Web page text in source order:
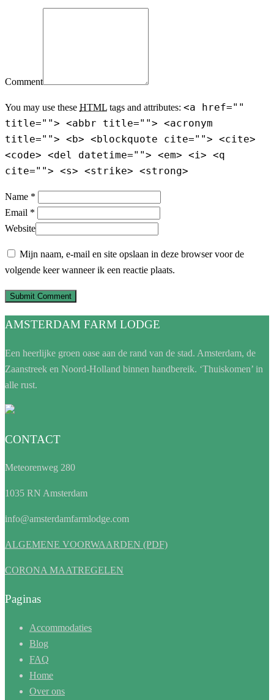
Comment
You may use these HTML tags and attributes: <a href=""
title=""> <abbr title=""> <acronym
title=""> <b> <blockquote cite=""> <cite>
<code> <del datetime=""> <em> <i> <q
cite=""> <s> <strike> <strong>
Name *
Email *
Website
Mijn naam, e-mail en site opslaan in deze browser voor de
volgende keer wanneer ik een reactie plaats.
AMSTERDAM FARM LODGE
Een heerlijke groen oase aan de rand van de stad. Amsterdam, de
Zaanstreek en Noord-Holland binnen handbereik. ‘Thuiskomen’ in
alle rust.
CONTACT
Meteorenweg 280
1035 RN Amsterdam
info@amsterdamfarmlodge.com
ALGEMENE VOORWAARDEN (PDF)
CORONA MAATREGELEN
Paginas
Accommodaties
Blog
FAQ
Home
Over ons